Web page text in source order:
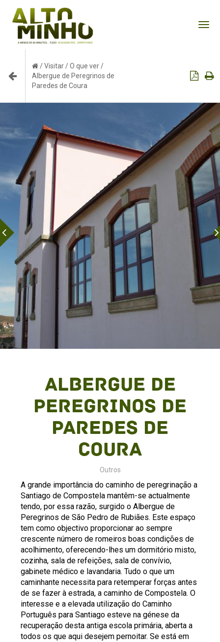
/Visitar/O que ver/
Albergue de Peregrinos de
Paredes de Coura
Albergue de
Peregrinos de
Paredes de
Coura
Outros
A grande importância do caminho de peregrinação a
Santiago de Compostela mantêm-se actualmente
tendo, por essa razão, surgido o Albergue de
Peregrinos de São Pedro de Rubiães. Este espaço
tem como objectivo proporcionar ao sempre
crescente número de romeiros boas condições de
acolhimento, oferecendo-lhes um dormitório misto,
cozinha, sala de refeições, sala de convívio,
gabinete médico e lavandaria. Tudo o que um
caminhante necessita para retemperar forças antes
de se fazer à estrada, a caminho de Compostela. O
interesse e a elevada utilização do Caminho
Português para Santiago esteve na génese da
recuperação desta antiga escola primária, aberta a
todos os que aqui desejem pernoitar. Se está em